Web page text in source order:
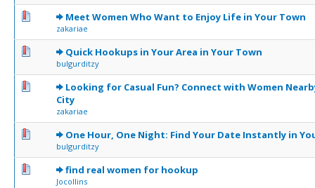
Meet Women Who Want to Enjoy Life in Your Town
zakariae
0 Votes - 0 sur 5 en moyenne
123 45
Quick Hookups in Your Area in Your Town
bulgurditzy
0 Votes - 0 sur 5 en moyenne
1 23 45
Looking for Casual Fun? Connect with Women
City
zakariae
0 Votes - 0 sur 5 en moyenne
1234 5
One Hour, One Night: Find Your Date Instantly in
bulgurditzy
0 Votes - 0 sur 5 en moyenne
12345
find real women for hookup
Jocollins
0 Votes - 0 sur 5 en moyenne
12345